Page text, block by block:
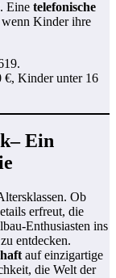
Eine telefonische
wenn Kinder ihre
€, Kinder unter 16
Ein
Ob
erfreut, die
Enthusiasten ins
entdecken.
auf einzigartige
die Welt der